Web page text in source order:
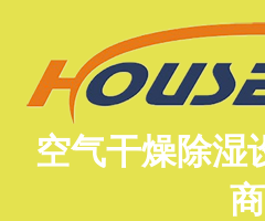
空气干燥除湿
商